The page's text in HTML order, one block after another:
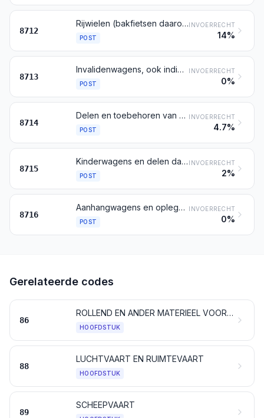
8712
Rijwielen (bakfietsen daaronder begrepen), zonder motor
POST
INVOERRECHT
14%
8713
Invalidenwagens, ook indien met motor of ander voortbewegingsmechanisme
POST
INVOERRECHT
0%
8714
Delen en toebehoren van de voertuigen bedoeld bij de posten 8711 tot en met 8713
POST
INVOERRECHT
4.7%
8715
Kinderwagens en delen daarvan
POST
INVOERRECHT
2%
8716
Aanhangwagens en opleggers; andere voertuigen zonder eigen beweegkracht; delen daarvan
POST
INVOERRECHT
0%
Gerelateerde codes
86
ROLLEND EN ANDER MATERIEEL VOOR SPOOR- EN TRAMWEGEN, ALSMEDE DELEN DAARVAN; MECHANISCHE (ELEKTROMECHANISCHE DAARONDER BEGREPEN) SIGNAAL- EN WAARSCHUWINGSTOESTELLEN VOOR HET VERKEER
HOOFDSTUK
88
LUCHTVAART EN RUIMTEVAART
HOOFDSTUK
89
SCHEEPVAART